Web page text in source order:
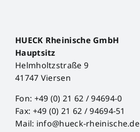
HUECK Rheinische GmbH
Hauptsitz
Helmholtzstraße 9
41747 Viersen
Fon: +49 (0) 21 62 / 94694-0
Fax: +49 (0) 21 62 / 94694-51
Mail: info@hueck-rheinische.de